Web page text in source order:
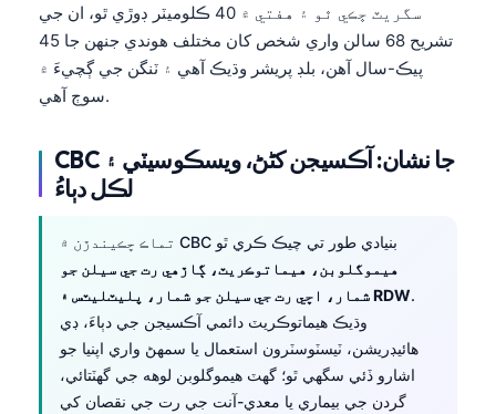
سگريٽ ڇڪي ٿو ۽ هفتي ۾ 40 ڪلوميٽر ڊوڙي ٿو، ان جي
تشريح 68 سالن واري شخص کان مختلف هوندي جنهن جا 45
پيڪ-سال آهن، بلڊ پريشر وڌيڪ آهي ۽ ٽنگن جي ڳچيءَ ۾
سوڄ آهي.
CBC جا نشان: آڪسيجن کڻڻ، ويسڪوسيٽي ۽
لڪل دٻاءُ
تماڪ ڇڪيندڙن ۾ CBC بنيادي طور تي چيڪ ڪري ٿو
هيموگلوبن، هيماتوڪريٽ، ڳاڙهي رت جي سيلن جو
شمار، اڇي رت جي سيلن جو شمار، پليٽليٽس ۽ RDW.
وڌيڪ هيماتوڪريٽ دائمي آڪسيجن جي دٻاءَ، ڊي
هائيڊريشن، ٽيسٽوسٽرون استعمال يا سمهڻ واري اپنيا جو
اشارو ڏئي سگهي ٿو؛ گهٽ هيموگلوبن لوهه جي گهٽتائي،
گردن جي بيماري يا معدي-آنت جي رت جي نقصان کي